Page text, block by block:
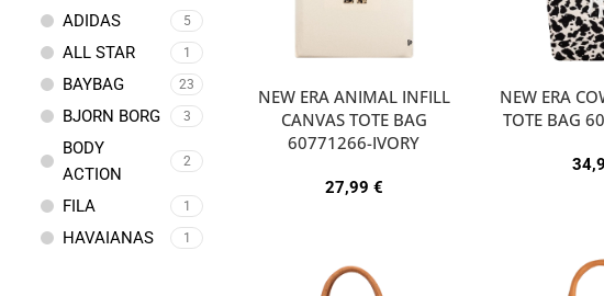
ADIDAS 5
ALL STAR 1
BAYBAG 23
BJORN BORG 3
BODY
ACTION
2
FILA 1
HAVAIANAS 1
NEW ERA ANIMAL INFILL
CANVAS TOTE BAG
60771266-IVORY
27,99 €
NEW ERA
TOTE BAG